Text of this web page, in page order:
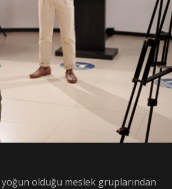
olduğu meslek gruplarından